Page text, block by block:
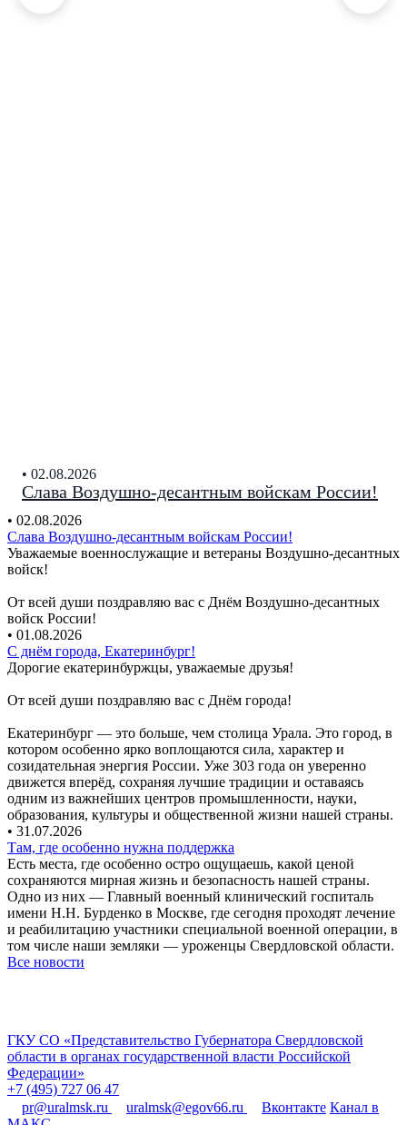
• 02.08.2026
Слава Воздушно-десантным войскам России!
• 02.08.2026
Слава Воздушно-десантным войскам России!
Уважаемые военнослужащие и ветераны Воздушно-десантных
войск!
От всей души поздравляю вас с Днём Воздушно-десантных
войск России!
• 01.08.2026
С днём города, Екатеринбург!
Дорогие екатеринбуржцы, уважаемые друзья!
От всей души поздравляю вас с Днём города!
Екатеринбург — это больше, чем столица Урала. Это город, в
котором особенно ярко воплощаются сила, характер и
созидательная энергия России. Уже 303 года он уверенно
движется вперёд, сохраняя лучшие традиции и оставаясь
одним из важнейших центров промышленности, науки,
образования, культуры и общественной жизни нашей страны.
• 31.07.2026
Там, где особенно нужна поддержка
Есть места, где особенно остро ощущаешь, какой ценой
сохраняются мирная жизнь и безопасность нашей страны.
Одно из них — Главный военный клинический госпиталь
имени Н.Н. Бурденко в Москве, где сегодня проходят лечение
и реабилитацию участники специальной военной операции, в
том числе наши земляки — уроженцы Свердловской области.
Все новости
ГКУ СО «Представительство Губернатора Свердловской
области в органах государственной власти Российской
Федерации»
+7 (495) 727 06 47
pr@uralmsk.ru
uralmsk@egov66.ru Вконтакте Канал в